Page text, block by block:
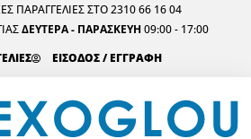
ΠΑΡΑΓΓΕΛΙΕΣ ΣΤΟ 2310 66 16 04
ΔΕΥΤΕΡΑ - ΠΑΡΑΣΚΕΥΗ 09:00 - 17:00
ΕΙΣΟΔΟΣ / ΕΓΓΡΑΦΗ